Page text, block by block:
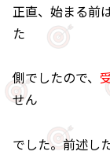
正直、始まる前
た
側でしたので、
せん
でした。前述し